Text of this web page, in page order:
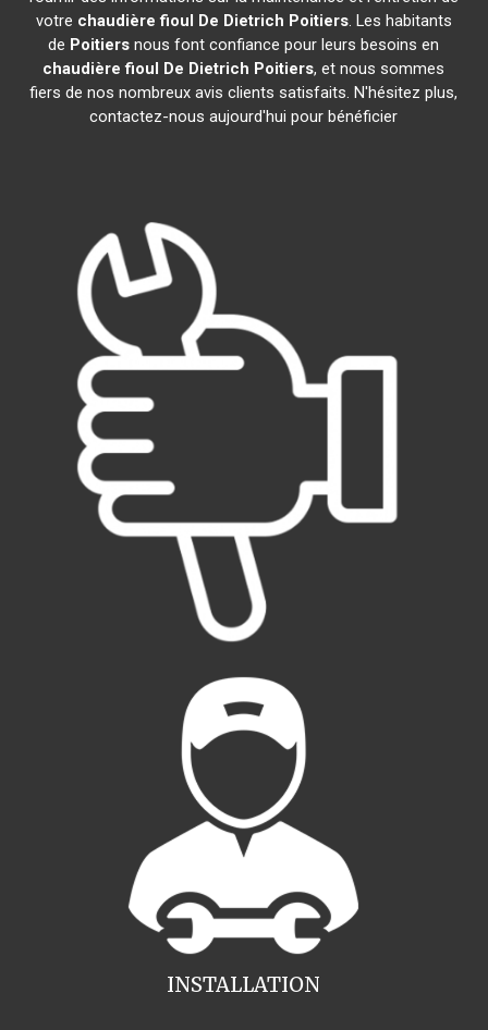
votre chaudière fioul De Dietrich Poitiers. Les habitants
de Poitiers nous font confiance pour leurs besoins en
chaudière fioul De Dietrich Poitiers, et nous sommes
fiers de nos nombreux avis clients satisfaits. N'hésitez plus,
contactez-nous aujourd'hui pour bénéficier
INSTALLATION